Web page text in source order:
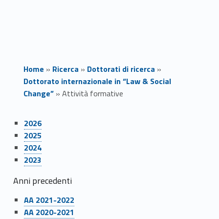
Home » Ricerca » Dottorati di ricerca »
Dottorato internazionale in “Law & Social
Change”» Attività formative
A
t
t
i
v
Link identifier #identifier__156321-1
2026
Link identifier #identifier__6812-2
2025
Link identifier #identifier__13491-3
2024
Link identifier #identifier__130453-4
2023
Anni precedenti
Link identifier #identifier__71245-5
AA 2021-2022
Link identifier #identifier__819-6
AA 2020-2021